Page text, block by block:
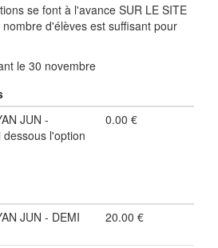
se font à l'avance SUR LE SITE
d'élèves est suffisant pour
le 30 novembre
JUN -
l'option
0.00 €
JUN - DEMI
20.00 €